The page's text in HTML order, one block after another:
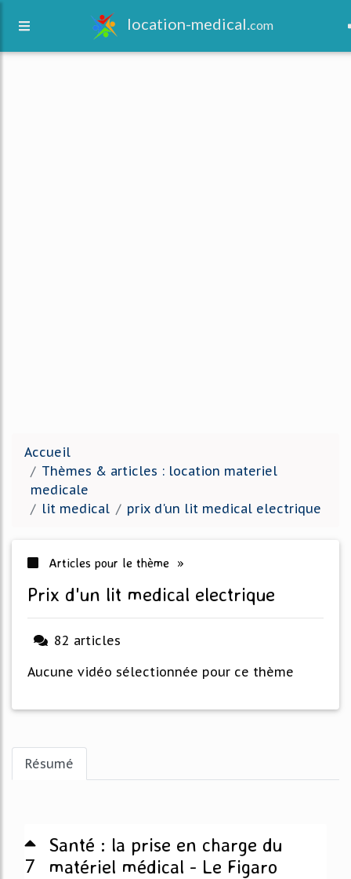
location-medical.com
Accueil
Thèmes & articles : location materiel
medicale
lit medical
prix d'un lit medical electrique
Articles pour le thème »
prix d'un lit medical electrique
82 articles
Aucune vidéo sélectionnée pour ce thème
Résumé
7
Santé : la prise en charge du
matériel médical - Le Figaro